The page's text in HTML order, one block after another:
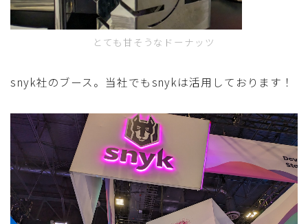
とても甘そうなドーナッツ
snyk社のブース。当社でもsnykは活用しております！